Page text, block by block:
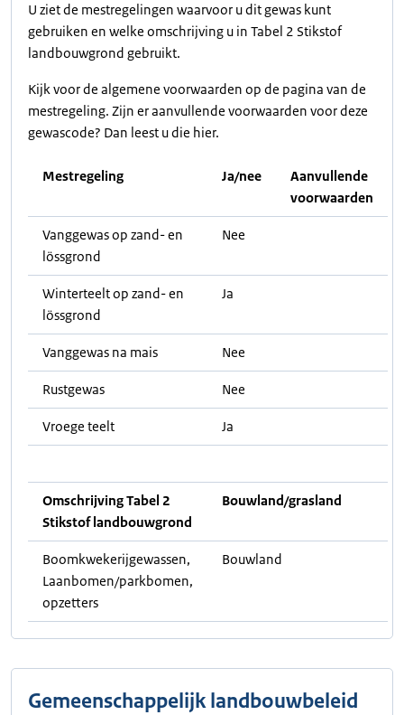
U ziet de mestregelingen waarvoor u dit gewas kunt
gebruiken en welke omschrijving u in Tabel 2 Stikstof
landbouwgrond gebruikt.
Kijk voor de algemene voorwaarden op de pagina van de
mestregeling. Zijn er aanvullende voorwaarden voor deze
gewascode? Dan leest u die hier.
Mestregeling Ja/nee
Aanvullende
voorwaarden
Vanggewas op zand- en
lössgrond
Nee
Winterteelt op zand- en
lössgrond
Ja
Vanggewas na mais Nee
Rustgewas Nee
Vroege teelt Ja
Omschrijving Tabel 2
Stikstof landbouwgrond
Bouwland/grasland
Boomkwekerijgewassen,
Laanbomen/parkbomen,
opzetters
Bouwland
Gemeenschappelijk landbouwbeleid